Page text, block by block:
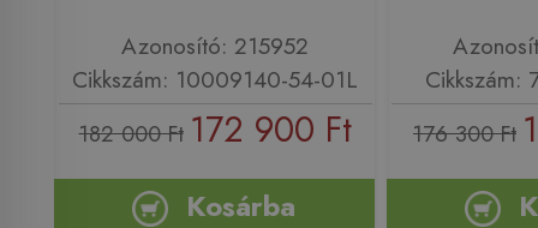
Azonosító: 215952
Cikkszám: 10009140-54-01L
182 000 Ft 172 900 Ft
Kosárba
Cikkszám:
176 300 Ft